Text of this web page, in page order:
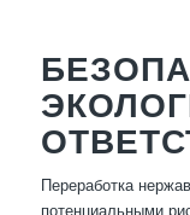
Переработка
потенциальными